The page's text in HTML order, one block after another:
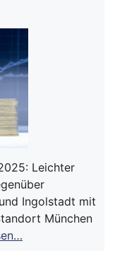
Leichter
Ingolstadt mit
München